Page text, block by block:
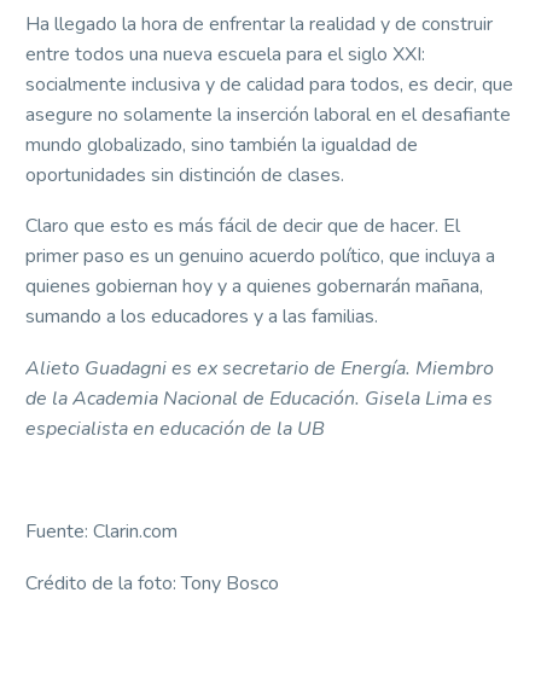
Ha llegado la hora de enfrentar la realidad y de construir
entre todos una nueva escuela para el siglo XXI:
socialmente inclusiva y de calidad para todos, es decir, que
asegure no solamente la inserción laboral en el desafiante
mundo globalizado, sino también la igualdad de
oportunidades sin distinción de clases.
Claro que esto es más fácil de decir que de hacer. El
primer paso es un genuino acuerdo político, que incluya a
quienes gobiernan hoy y a quienes gobernarán mañana,
sumando a los educadores y a las familias.
Alieto Guadagni es ex secretario de Energía. Miembro
de la Academia Nacional de Educación. Gisela Lima es
especialista en educación de la UB
Fuente: Clarin.com
Crédito de la foto: Tony Bosco